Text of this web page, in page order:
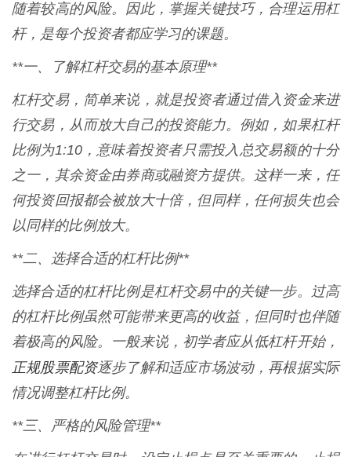
随着较高的风险。因此，掌握关键技巧，合理运用杠
杆，是每个投资者都应学习的课题。
**一、了解杠杆交易的基本原理**
杠杆交易，简单来说，就是投资者通过借入资金来进
行交易，从而放大自己的投资能力。例如，如果杠杆
比例为1:10，意味着投资者只需投入总交易额的十分
之一，其余资金由券商或融资方提供。这样一来，任
何投资回报都会被放大十倍，但同样，任何损失也会
以同样的比例放大。
**二、选择合适的杠杆比例**
选择合适的杠杆比例是杠杆交易中的关键一步。过高
的杠杆比例虽然可能带来更高的收益，但同时也伴随
着极高的风险。一般来说，初学者应从低杠杆开始，
正规股票配资逐步了解和适应市场波动，再根据实际
情况调整杠杆比例。
**三、严格的风险管理**